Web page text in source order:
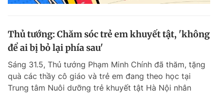
Thủ tướng: Chăm sóc trẻ em khuyết tật, 'không
để ai bị bỏ lại phía sau'
Sáng 31.5, Thủ tướng Phạm Minh Chính đã thăm, tặng
quà các thầy cô giáo và trẻ em đang theo học tại
Trung tâm Nuôi dưỡng trẻ khuyết tật Hà Nội nhân